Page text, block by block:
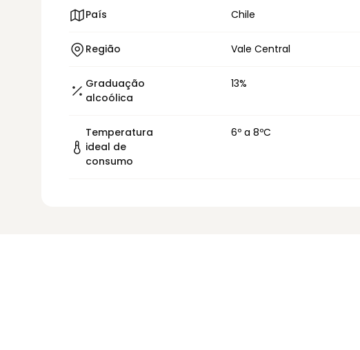
País Chile
Região Vale Central
Graduação
alcoólica
13%
Temperatura
ideal de
consumo
6º a 8ºC